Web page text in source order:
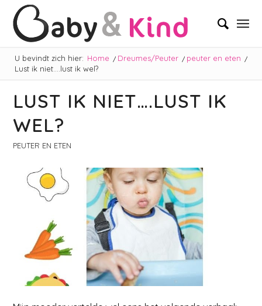
U bevindt zich hier: Home / Dreumes/Peuter / peuter en eten /
Lust ik niet….lust ik wel?
LUST IK NIET….LUST IK
WEL?
PEUTER EN ETEN